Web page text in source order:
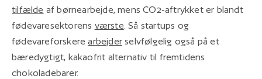
tilfælde af børnearbejde, mens CO2-aftrykket er blandt
fødevaresektorens værste. Så startups og
fødevareforskerearbejderselvfølgelig også på et
bæredygtigt, kakaofrit alternativ til fremtidens
chokoladebarer.